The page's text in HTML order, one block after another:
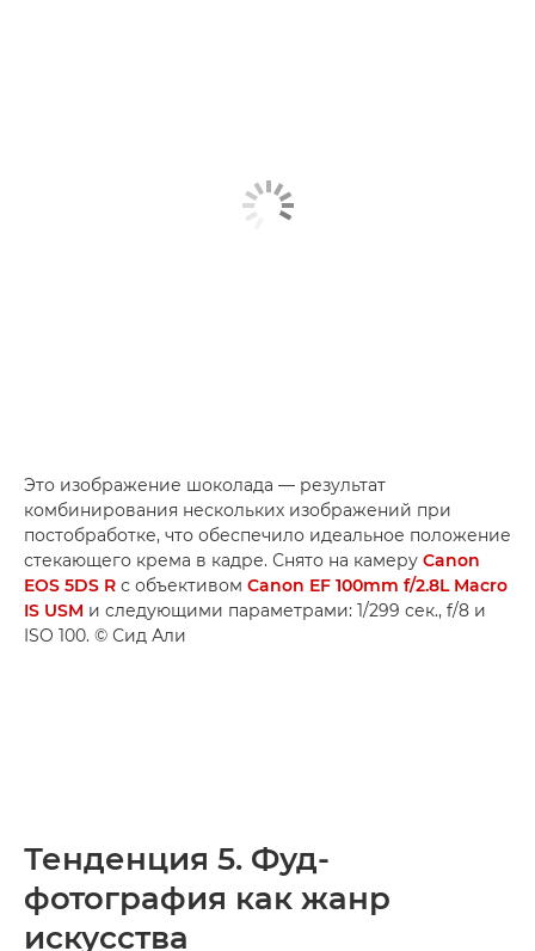
Это изображение шоколада — результат
комбинирования нескольких изображений при
постобработке, что обеспечило идеальное положение
стекающего крема в кадре. Снято на камеру Canon
EOS 5DS R с объективом Canon EF 100mm f/2.8L Macro
IS USM и следующими параметрами: 1/299 сек., f/8 и
ISO 100. © Сид Али
Тенденция 5. Фуд-
фотография как жанр
искусства